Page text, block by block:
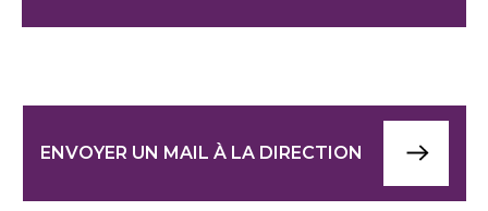
ENVOYER UN MAIL À LA DIRECTION